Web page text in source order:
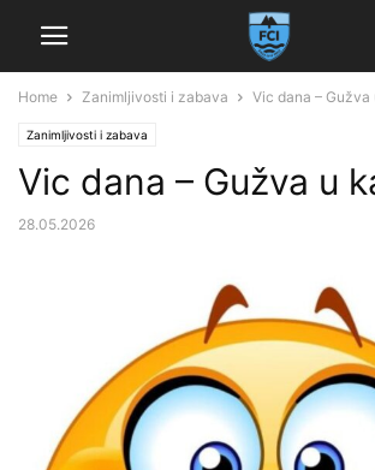
Home Zanimljivosti i zabava Vic dana – Gužva
Zanimljivosti i zabava
Vic dana – Gužva u
28.05.2026